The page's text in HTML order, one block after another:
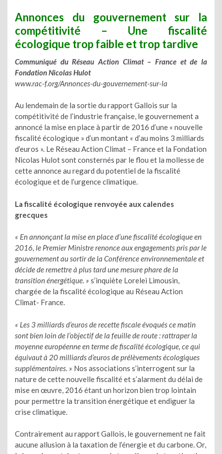
Annonces du gouvernement sur la
compétitivité – Une fiscalité
écologique trop faible et trop tardive
Communiqué du Réseau Action Climat – France et de la
Fondation Nicolas Hulot
www.rac-f.org/Annonces-du-gouvernement-sur-la
Au lendemain de la sortie du rapport Gallois sur la
compétitivité de l’industrie française, le gouvernement a
annoncé la mise en place à partir de 2016 d’une « nouvelle
fiscalité écologique » d’un montant « d’au moins 3 milliards
d’euros ». Le Réseau Action Climat – France et la Fondation
Nicolas Hulot sont consternés par le flou et la mollesse de
cette annonce au regard du potentiel de la fiscalité
écologique et de l’urgence climatique.
La fiscalité écologique renvoyée aux calendes
grecques
« En annonçant la mise en place d’une fiscalité écologique en
2016, le Premier Ministre renonce aux engagements pris par le
gouvernement au sortir de la Conférence environnementale et
décide de remettre à plus tard une mesure phare de la
transition énergétique. » s’inquiète Lorelei Limousin,
chargée de la fiscalité écologique au Réseau Action
Climat- France.
« Les 3 milliards d’euros de recette fiscale évoqués ce matin
sont bien loin de l’objectif de la feuille de route : rattraper la
moyenne européenne en terme de fiscalité écologique, ce qui
équivaut à 20 milliards d’euros de prélèvements écologiques
supplémentaires. » Nos associations s’interrogent sur la
nature de cette nouvelle fiscalité et s’alarment du délai de
mise en œuvre, 2016 étant un horizon bien trop lointain
pour permettre la transition énergétique et endiguer la
crise climatique.
Contrairement au rapport Gallois, le gouvernement ne fait
aucune allusion à la taxation de l’énergie et du carbone. Or,